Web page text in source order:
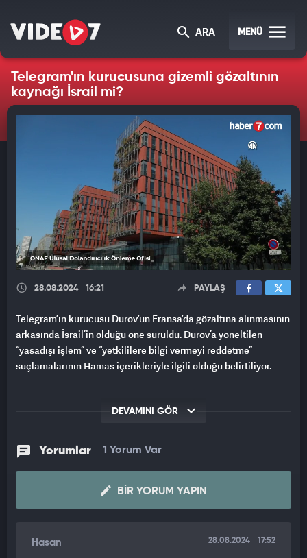
ARA MENÜ
Telegram'ın kurucusuna gizemli gözaltının
kaynağı İsrail mi?
28.08.2024 16:21 PAYLAŞ
Telegram’ın kurucusu Durov’un Fransa’da gözaltına alınmasının
arkasında İsrail’in olduğu öne sürüldü. Durov’a yöneltilen
“yasadışı işlem” ve “yetkililere bilgi vermeyi reddetme”
suçlamalarının Hamas içerikleriyle ilgili olduğu belirtiliyor.
DEVAMINI GÖR
Yorumlar 1 Yorum Var
BIR YORUM YAPIN
Hasan 28.08.2024 17:52